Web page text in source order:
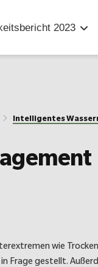
2023
Intelligentes
wie
Frage gestellt.